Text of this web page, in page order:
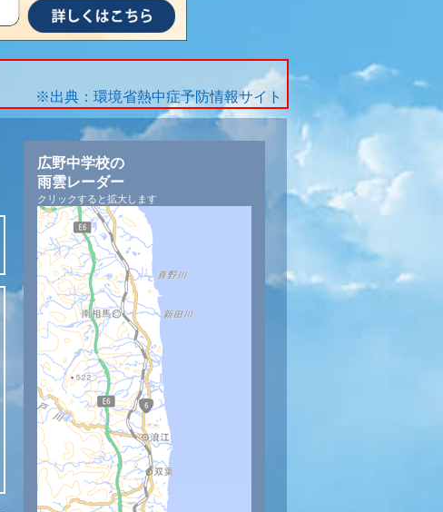
※出典：環境省熱中症予防情報サイト
広野中学校の
雨雲レーダー
クリックすると拡大します